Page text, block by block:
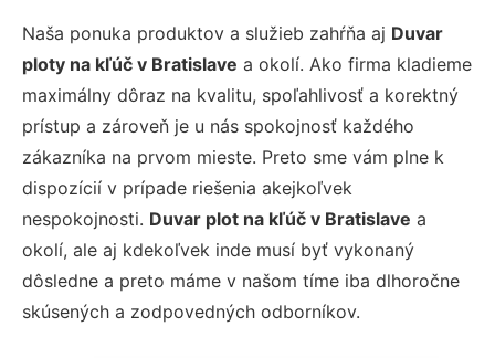
Naša ponuka produktov a služieb zahŕňa aj Duvar
ploty na kľúč v Bratislave a okolí. Ako firma kladieme
maximálny dôraz na kvalitu, spoľahlivosť a korektný
prístup a zároveň je u nás spokojnosť každého
zákazníka na prvom mieste. Preto sme vám plne k
dispozícií v prípade riešenia akejkoľvek
nespokojnosti. Duvar plot na kľúč v Bratislave a
okolí, ale aj kdekoľvek inde musí byť vykonaný
dôsledne a preto máme v našom tíme iba dlhoročne
skúsených a zodpovedných odborníkov.